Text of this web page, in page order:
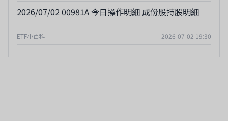
2026/07/02 00981A 今日操作明細 成份股持股明細
ETF小百科 2026-07-02 19:30